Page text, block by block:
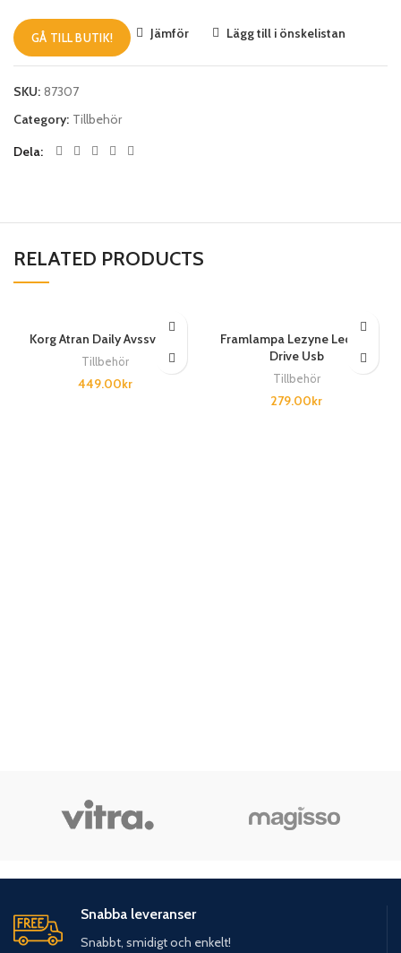
GÅ TILL BUTIK! Jämför Lägg till i önskelistan
SKU: 87307
Category: Tillbehör
Dela
RELATED PRODUCTS
Korg Atran Daily Avssvart/l
Tillbehör
449.00kr
Framlampa Lezyne Led Ktv
Drive Usb
Tillbehör
279.00kr
Snabba leveranser
Snabbt, smidigt och enkelt!